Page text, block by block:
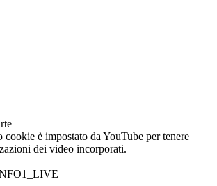
cookie è impostato da YouTube per tenere
dei video incorporati.